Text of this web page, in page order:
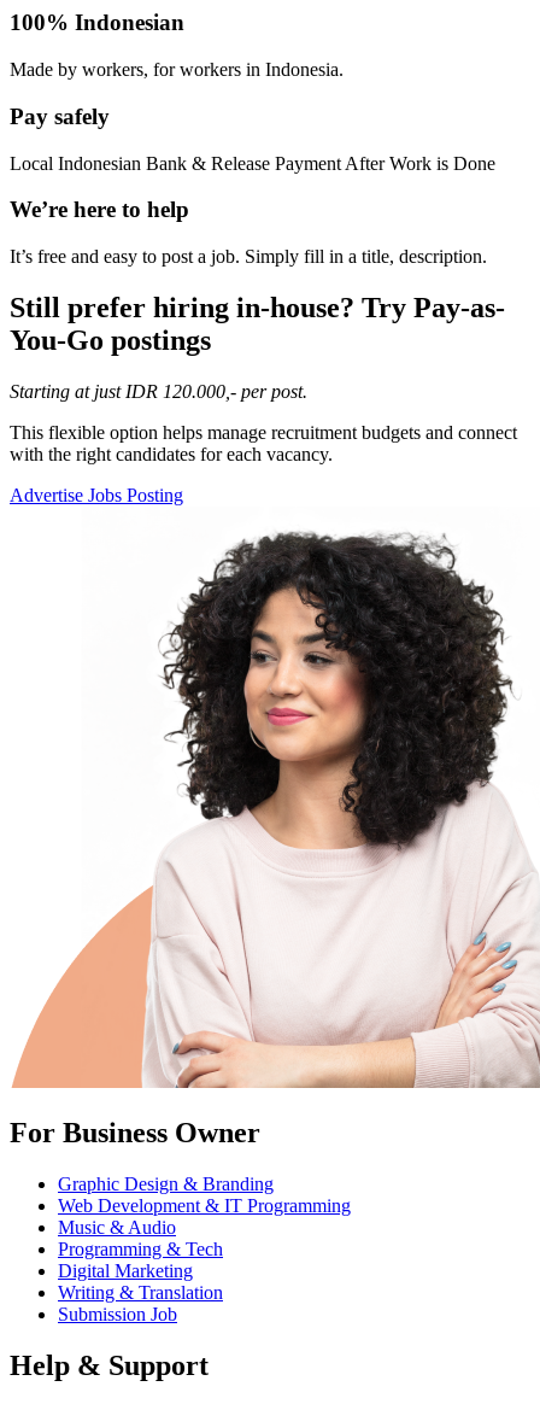
100% Indonesian
Made by workers, for workers in Indonesia.
Pay safely
Local Indonesian Bank & Release Payment After Work is Done
We’re here to help
It’s free and easy to post a job. Simply fill in a title, description.
Still prefer hiring in-house? Try Pay-as-
You-Go postings​
Starting at just IDR 120.000,- per post.
This flexible option helps manage recruitment budgets and connect
with the right candidates for each vacancy.
Advertise Jobs Posting
For Business Owner
Graphic Design & Branding
Web Development & IT Programming
Music & Audio
Programming & Tech
Digital Marketing
Writing & Translation
Submission Job
Help & Support